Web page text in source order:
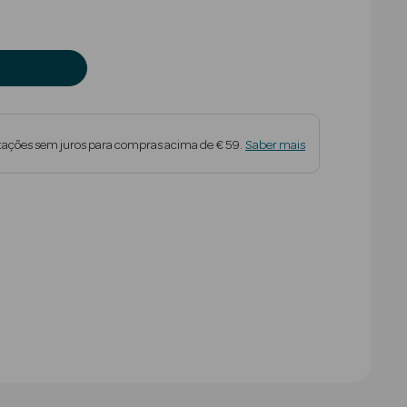
sem juros para compras acima de € 59. Saber mais